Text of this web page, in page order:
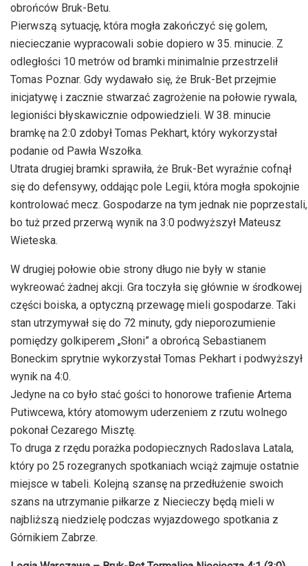
obrońców Bruk-Betu.
Pierwszą sytuację, która mogła zakończyć się golem,
niecieczanie wypracowali sobie dopiero w 35. minucie. Z
odległości 10 metrów od bramki minimalnie przestrzelił
Tomas Poznar. Gdy wydawało się, że Bruk-Bet przejmie
inicjatywę i zacznie stwarzać zagrożenie na połowie rywala,
legioniści błyskawicznie odpowiedzieli. W 38. minucie
bramkę na 2:0 zdobył Tomas Pekhart, który wykorzystał
podanie od Pawła Wszołka.
Utrata drugiej bramki sprawiła, że Bruk-Bet wyraźnie cofnął
się do defensywy, oddając pole Legii, która mogła spokojnie
kontrolować mecz. Gospodarze na tym jednak nie poprzestali,
bo tuż przed przerwą wynik na 3:0 podwyższył Mateusz
Wieteska.
W drugiej połowie obie strony długo nie były w stanie
wykreować żadnej akcji. Gra toczyła się głównie w środkowej
części boiska, a optyczną przewagę mieli gospodarze. Taki
stan utrzymywał się do 72 minuty, gdy nieporozumienie
pomiędzy golkiperem „Słoni” a obrońcą Sebastianem
Boneckim sprytnie wykorzystał Tomas Pekhart i podwyższył
wynik na 4:0.
Jedyne na co było stać gości to honorowe trafienie Artema
Putiwcewa, który atomowym uderzeniem z rzutu wolnego
pokonał Cezarego Misztę.
To druga z rzędu porażka podopiecznych Radoslava Latala,
który po 25 rozegranych spotkaniach wciąż zajmuje ostatnie
miejsce w tabeli. Kolejną szansę na przedłużenie swoich
szans na utrzymanie piłkarze z Niecieczy będą mieli w
najbliższą niedzielę podczas wyjazdowego spotkania z
Górnikiem Zabrze.